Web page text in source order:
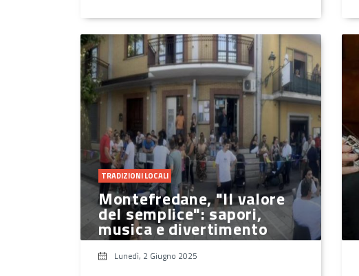
TRADIZIONI LOCALI
Montefredane, "Il valore
del semplice": sapori,
musica e divertimento
Lunedì, 2 Giugno 2025